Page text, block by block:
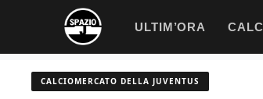
contenuto
ULTIM’ORA
CALCIOMERCATO DELLA JUVENTUS